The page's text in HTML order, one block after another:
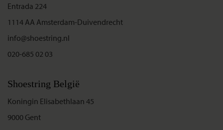
Entrada 224
1114 AA Amsterdam-Duivendrecht
info@shoestring.nl
020-685 02 03
Shoestring België
Koningin Elisabethlaan 45
9000 Gent